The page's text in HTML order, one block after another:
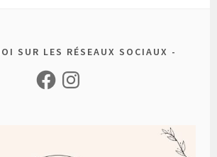
SUR LES RÉSEAUX SOCIAUX
FacebookInstagram